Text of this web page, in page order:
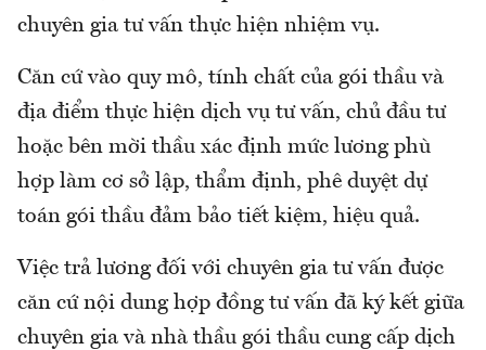
chuyên gia tư vấn thực hiện nhiệm vụ.
Căn cứ vào quy mô, tính chất của gói thầu và
địa điểm thực hiện dịch vụ tư vấn, chủ đầu tư
hoặc bên mời thầu xác định mức lương phù
hợp làm cơ sở lập, thẩm định, phê duyệt dự
toán gói thầu đảm bảo tiết kiệm, hiệu quả.
Việc trả lương đối với chuyên gia tư vấn được
căn cứ nội dung hợp đồng tư vấn đã ký kết giữa
chuyên gia và nhà thầu gói thầu cung cấp dịch